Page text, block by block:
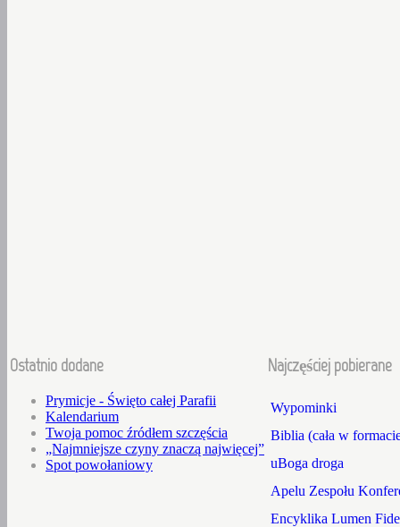
Ostatnio dodane
Prymicje - Święto całej Parafii
Kalendarium
Twoja pomoc źródłem szczęścia
„Najmniejsze czyny znaczą najwięcej”
Spot powołaniowy
Najczęściej pobierane
Wypominki
Biblia (cała w
uBoga droga
Apelu Zespołu
Encyklika Lumen